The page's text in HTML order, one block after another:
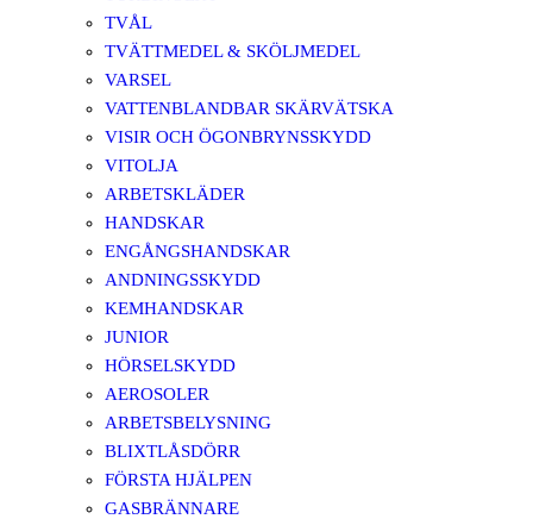
TVÅL
TVÄTTMEDEL & SKÖLJMEDEL
VARSEL
VATTENBLANDBAR SKÄRVÄTSKA
VISIR OCH ÖGONBRYNSSKYDD
VITOLJA
ARBETSKLÄDER
HANDSKAR
ENGÅNGSHANDSKAR
ANDNINGSSKYDD
KEMHANDSKAR
JUNIOR
HÖRSELSKYDD
AEROSOLER
ARBETSBELYSNING
BLIXTLÅSDÖRR
FÖRSTA HJÄLPEN
GASBRÄNNARE